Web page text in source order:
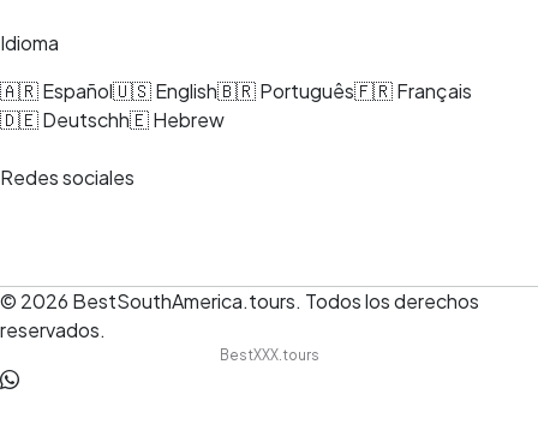
Idioma
🇦🇷 Español🇺🇸 English🇧🇷 Português🇫🇷 Français
🇩🇪 Deutschh🇪 Hebrew
Redes sociales
© 2026 BestSouthAmerica.tours. Todos los derechos
reservados.
BestXXX.tours